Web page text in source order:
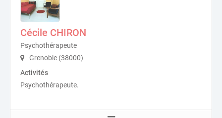
Cécile CHIRON
Psychothérapeute
Grenoble (38000)
Activités
Psychothérapeute.